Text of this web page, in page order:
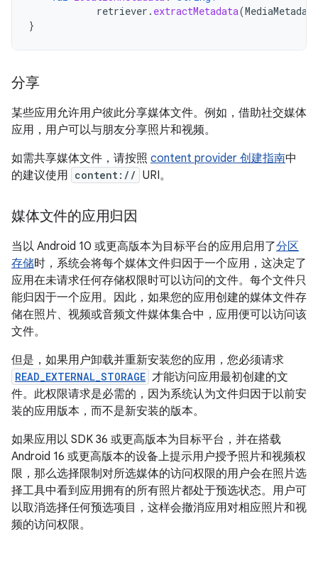
retriever . extractMetadata(
}
分享
某些应用允许用户彼此分享媒体文件。例如，借助社交媒体
应用，用户可以与朋友分享照片和视频。
如需共享媒体文件，请按照 content provider 创建指南中
的建议使用 content:// URI。
媒体文件的应用归因
当以 Android 10 或更高版本为目标平台的应用启用了分区
存储时，系统会将每个媒体文件归因于一个应用，这决定了
应用在未请求任何存储权限时可以访问的文件。 每个文件只
能归因于一个应用。因此，如果您的应用创建的媒体文件存
储在照片、视频或音频文件媒体集合中，应用便可以访问该
文件。
但是，如果用户卸载并重新安装您的应用，您必须请求
READ_EXTERNAL_STORAGE 才能访问应用最初创建的文
件。此权限请求是必需的，因为系统认为文件归因于以前安
装的应用版本，而不是新安装的版本。
如果应用以 SDK 36 或更高版本为目标平台，并在搭载
Android 16 或更高版本的设备上提示用户授予照片和视频权
限，那么选择限制对所选媒体的访问权限的用户会在照片选
择工具中看到应用拥有的所有照片都处于预选状态。用户可
以取消选择任何预选项目，这样会撤消应用对相应照片和视
频的访问权限。